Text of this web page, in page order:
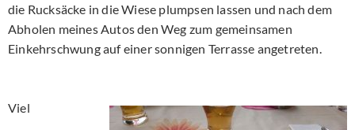
die Rucksäcke in die Wiese plumpsen lassen und nach dem
Abholen meines Autos den Weg zum gemeinsamen
Einkehrschwung auf einer sonnigen Terrasse angetreten.
Viel